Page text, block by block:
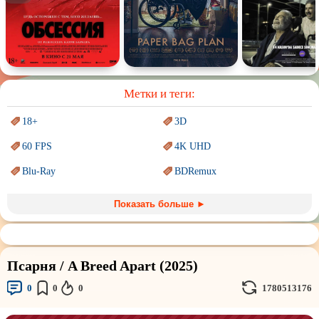
Спектакль Сказка Немое кино Для взрослых
Метки и теги:
18+ 3D
60 FPS 4K UHD
Blu-Ray BDRemux
Sci-Fi (Научнаяфантастика) Trash (трэш) movies
Авангард иСюрреализм Ангелы и Демоны
Аниме Антиутопия
Врачи
Показать больше ►
Псарня / A Breed Apart (2025)
0 0 0 1780513176